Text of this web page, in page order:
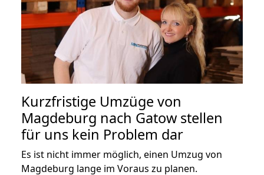
Kurzfristige Umzüge von
Magdeburg nach Gatow stellen
für uns kein Problem dar
Es ist nicht immer möglich, einen Umzug von
Magdeburg lange im Voraus zu planen.